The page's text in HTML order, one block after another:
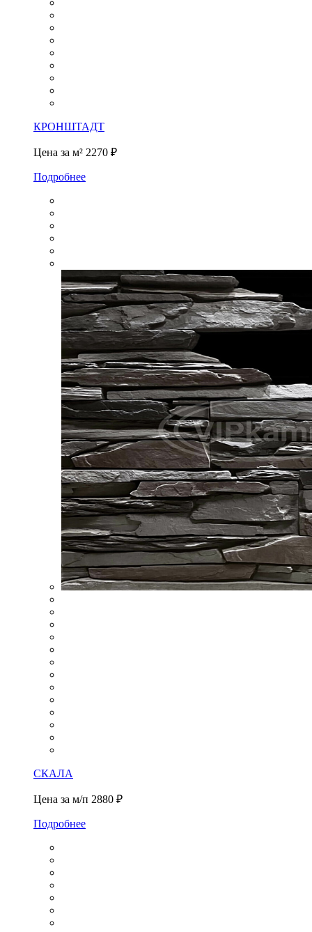
КРОНШТАДТ
Цена за м² 2270 ₽
Подробнее
СКАЛА
Цена за м/п 2880 ₽
Подробнее